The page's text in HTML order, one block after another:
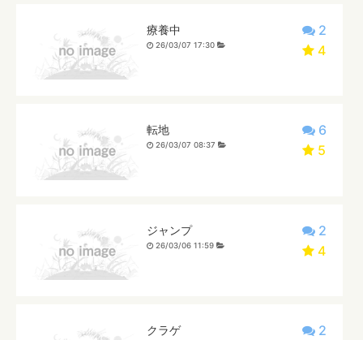
2
4
療養中
26/03/07 17:30
6
5
転地
26/03/07 08:37
2
4
ジャンプ
26/03/06 11:59
2
クラゲ